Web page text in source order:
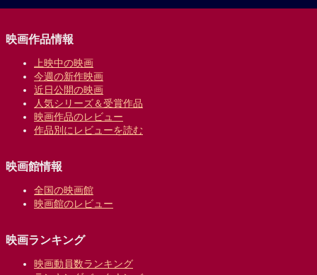
映画作品情報
上映中の映画
今週の新作映画
近日公開の映画
人気シリーズ＆受賞作品
映画作品のレビュー
作品別にレビューを読む
映画館情報
全国の映画館
映画館のレビュー
映画ランキング
映画動員数ランキング